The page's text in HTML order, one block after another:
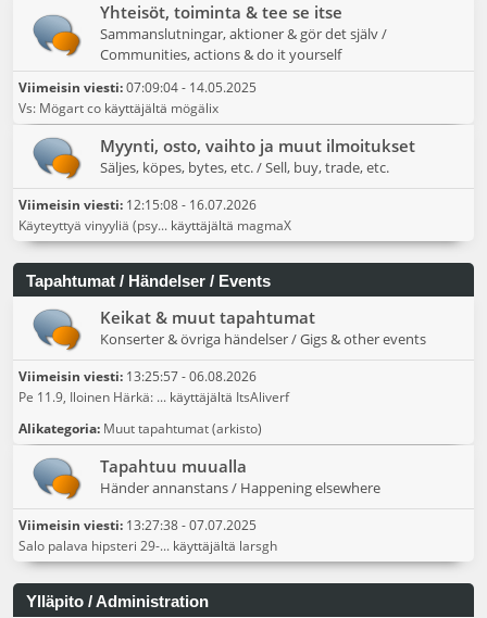
Yhteisöt, toiminta & tee se itse
Sammanslutningar, aktioner & gör det själv /
Communities, actions & do it yourself
Viimeisin viesti:07:09:04 - 14.05.2025
Vs: Mögart co käyttäjältä mögälix
Myynti, osto, vaihto ja muut ilmoitukset
Säljes, köpes, bytes, etc. / Sell, buy, trade, etc.
Viimeisin viesti: 12:15:08 - 16.07.2026
Käyteyttyä vinyyliä (psy... käyttäjältä magmaX
Tapahtumat / Händelser / Events
Keikat & muut tapahtumat
Konserter & övriga händelser / Gigs & other events
Viimeisin viesti: 13:25:57 - 06.08.2026
Pe 11.9, Iloinen Härkä: ... käyttäjältä ItsAliverf
Alikategoria Muut tapahtumat (arkisto)
Tapahtuu muualla
Händer annanstans / Happening elsewhere
Viimeisin viesti: 13:27:38 - 07.07.2025
Salo palava hipsteri 29-... käyttäjältä larsgh
Ylläpito / Administration